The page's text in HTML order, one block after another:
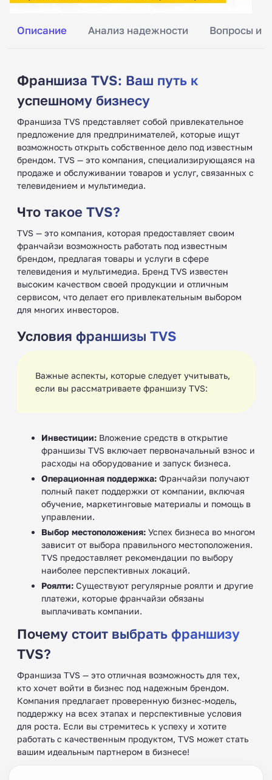
Описание Анализ надежности Вопросы и
Франшиза TVS: Ваш путь к
успешному бизнесу
Франшиза TVS представляет собой привлекательное
предложение для предпринимателей, которые ищут
возможность открыть собственное дело под известным
брендом. TVS — это компания, специализирующаяся на
продаже и обслуживании товаров и услуг, связанных с
телевидением и мультимедиа.
Что такое TVS?
TVS — это компания, которая предоставляет своим
франчайзи возможность работать под известным
брендом, предлагая товары и услуги в сфере
телевидения и мультимедиа. Бренд TVS известен
высоким качеством своей продукции и отличным
сервисом, что делает его привлекательным выбором
для многих инвесторов.
Условия франшизы TVS
Важные аспекты, которые следует учитывать,
если вы рассматриваете франшизу TVS:
Инвестиции: Вложение средств в открытие
франшизы TVS включает первоначальный взнос и
расходы на оборудование и запуск бизнеса.
Операционная поддержка: Франчайзи получают
полный пакет поддержки от компании, включая
обучение, маркетинговые материалы и помощь в
управлении.
Выбор местоположения: Успех бизнеса во многом
зависит от выбора правильного местоположения.
TVS предоставляет рекомендации по выбору
наиболее перспективных локаций.
Роялти: Существуют регулярные роялти и другие
платежи, которые франчайзи обязаны
выплачивать компании.
Почему стоит выбрать франшизу
TVS?
Франшиза TVS — это отличная возможность для тех,
кто хочет войти в бизнес под надежным брендом.
Компания предлагает проверенную бизнес-модель,
поддержку на всех этапах и перспективные условия
для роста. Если вы стремитесь к успеху и хотите
работать с качественным продуктом, TVS может стать
вашим идеальным партнером в бизнесе!